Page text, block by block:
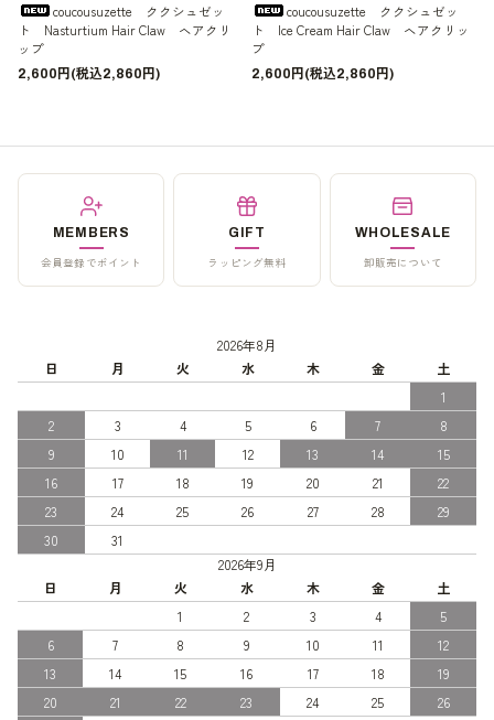
coucousuzette ククシュゼッ
ト Nasturtium Hair Claw ヘアクリ
ップ
2,600円(税込2,860円)
coucousuzette ククシュゼッ
ト Ice Cream Hair Claw ヘアクリッ
プ
2,600円(税込2,860円)
MEMBERS
会員登録でポイント
GIFT
ラッピング無料
WHOLESALE
卸販売について
2026年8月
日
月 火 水 木 金
土
1
2
3 4 5 6 7
8
9
10 11 12 13 14
15
16
17 18 19 20 21
22
23
24 25 26 27 28
29
30
31
2026年9月
日
月 火 水 木 金
土
1
2 3 4
5
6
7 8 9 10 11
12
13
14 15 16 17 18
19
20
21 22 23 24 25
26